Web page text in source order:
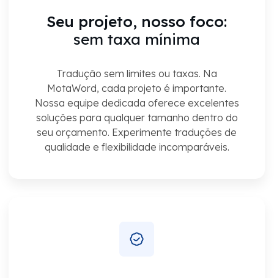
Seu projeto, nosso foco:
sem taxa mínima
Tradução sem limites ou taxas. Na
MotaWord, cada projeto é importante.
Nossa equipe dedicada oferece excelentes
soluções para qualquer tamanho dentro do
seu orçamento. Experimente traduções de
qualidade e flexibilidade incomparáveis.